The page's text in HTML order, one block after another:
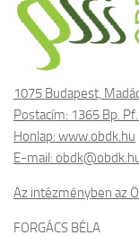
1075 Budapest,
Postacím: 1365 Bp.
Honlap: www.obdk.hu
E-mail:
Az intézményben az
FORGÁCS BÉLA